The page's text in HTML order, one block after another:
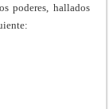
poderes, hallados